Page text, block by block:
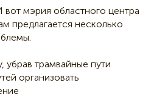
вот мэрия областного центра
предлагается несколько
убрав трамвайные пути
организовать